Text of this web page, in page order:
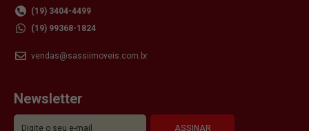
(19) 3404-4499
(19) 99368-1824
vendas@sassiimoveis.com.br
Newsletter